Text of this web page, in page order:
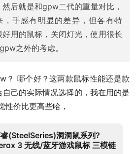
后就是和gpw二代的重量对比，
手感有明显的差异，但各有特
用的鼠标，关闭灯光，使用很长
之外的考虑。
？ 哪个好？这两款鼠标性能还是款
己的实际情况选择的，我在用的是
价比更高些哈，
(SteelSeries)洞洞鼠系列?
3 无线/蓝牙游戏鼠标 三模链